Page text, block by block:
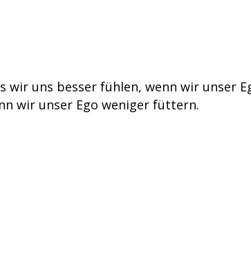
wir uns besser fühlen, wenn wir unser
wir unser Ego weniger füttern.